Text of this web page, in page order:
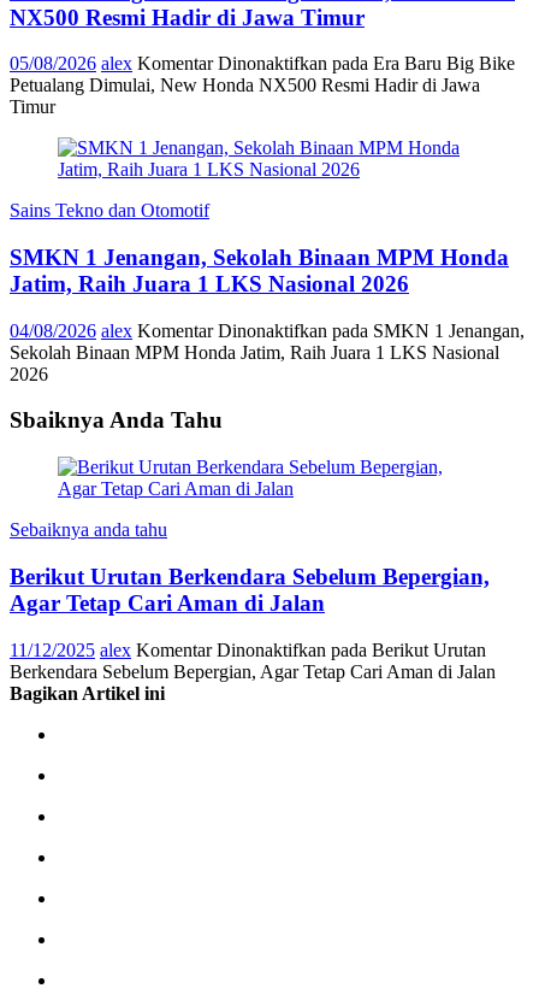
NX500 Resmi Hadir di Jawa Timur
05/08/2026 alex Komentar Dinonaktifkan pada Era Baru Big Bike
Petualang Dimulai, New Honda NX500 Resmi Hadir di Jawa
Timur
Sains Tekno dan Otomotif
SMKN 1 Jenangan, Sekolah Binaan MPM Honda
Jatim, Raih Juara 1 LKS Nasional 2026
04/08/2026 alex Komentar Dinonaktifkan pada SMKN 1 Jenangan,
Sekolah Binaan MPM Honda Jatim, Raih Juara 1 LKS Nasional
2026
Sbaiknya Anda Tahu
Sebaiknya anda tahu
Berikut Urutan Berkendara Sebelum Bepergian,
Agar Tetap Cari Aman di Jalan
11/12/2025 alex Komentar Dinonaktifkan pada Berikut Urutan
Berkendara Sebelum Bepergian, Agar Tetap Cari Aman di Jalan
Bagikan Artikel ini